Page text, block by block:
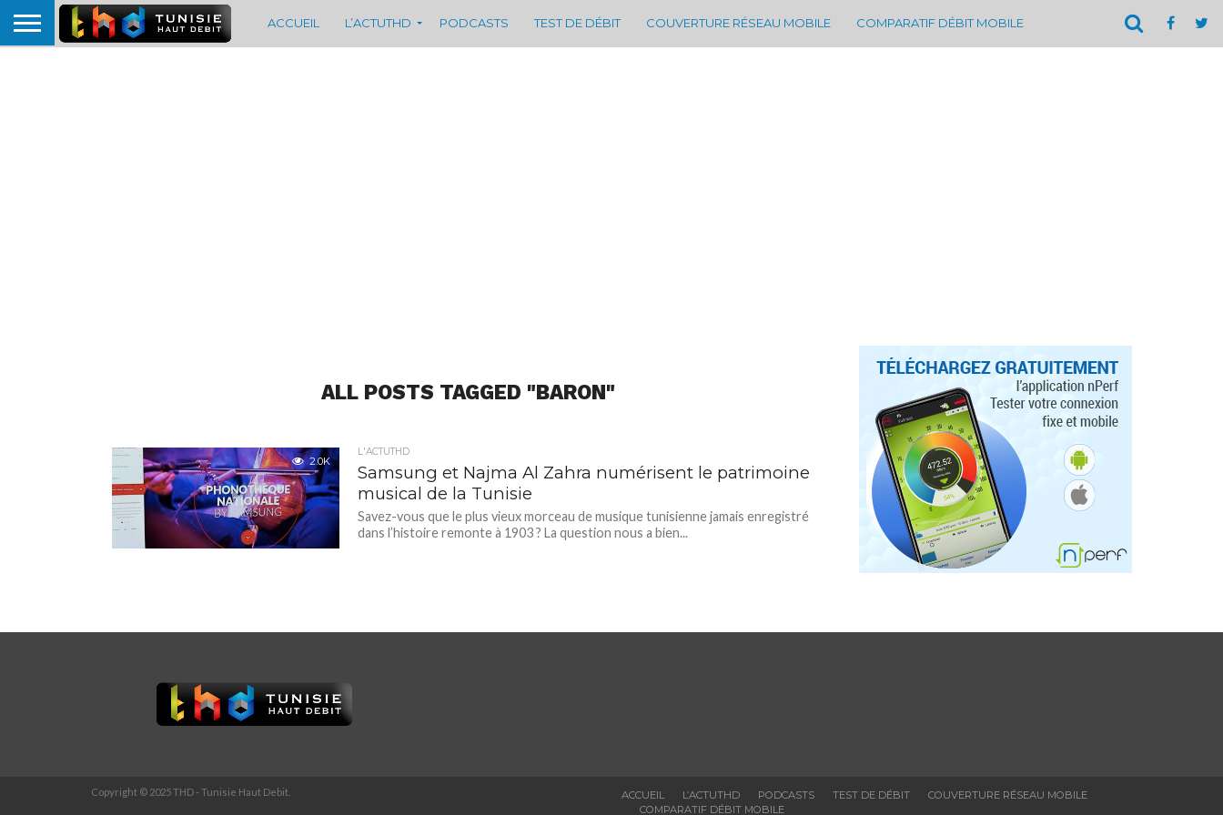
ACCUEIL L’ACTUTHD PODCASTS TEST DE DÉBIT COUVERTURE RÉSEAU MOBILE COMPARATIF DÉBIT MOBILE
ALL POSTS TAGGED "BARON"
2.0K
L'ACTUTHD
Samsung et Najma Al Zahra numérisent le patrimoine
musical de la Tunisie
Savez-vous que le plus vieux morceau de musique tunisienne jamais enregistré
dans l’histoire remonte à 1903 ? La question nous a bien...
ACCUEIL L’ACTUTHD PODCASTS TEST DE DÉBIT
COUVERTURE RÉSEAU MOBILE
COMPARATIF DÉBIT MOBILE
Copyright © 2025 THD - Tunisie Haut Debit.